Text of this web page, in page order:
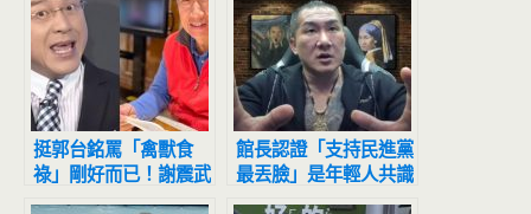
挺郭台銘罵「禽獸食
祿」剛好而已！謝震武
罕重話：鬥雞鬥慣了
館長認證「支持民進黨
最丟臉」是年輕人共識
繼續打他只會掉選票